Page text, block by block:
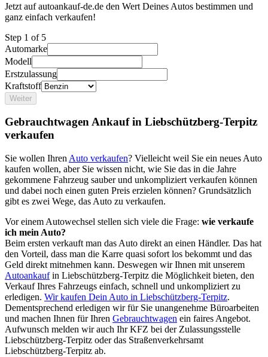
Jetzt auf autoankauf-de.de den Wert Deines Autos bestimmen und
ganz einfach verkaufen!
Step 1 of 5
Automarke
Modell
Erstzulassung
Kraftstoff
Weiter
Gebrauchtwagen Ankauf in Liebschützberg-Terpitz
verkaufen
Sie wollen Ihren Auto verkaufen? Vielleicht weil Sie ein neues Auto
kaufen wollen, aber Sie wissen nicht, wie Sie das in die Jahre
gekommene Fahrzeug sauber und unkompliziert verkaufen können
und dabei noch einen guten Preis erzielen können? Grundsätzlich
gibt es zwei Wege, das Auto zu verkaufen.
Vor einem Autowechsel stellen sich viele die Frage: wie verkaufe
ich mein Auto?
Beim ersten verkauft man das Auto direkt an einen Händler. Das hat
den Vorteil, dass man die Karre quasi sofort los bekommt und das
Geld direkt mitnehmen kann. Deswegen wir Ihnen mit unserem
Autoankaufin Liebschützberg-Terpitz die Möglichkeit bieten, den
Verkauf Ihres Fahrzeugs einfach, schnell und unkompliziert zu
erledigen. Wir kaufen Dein Auto in Liebschützberg-Terpitz.
Dementsprechend erledigen wir für Sie unangenehme Büroarbeiten
und machen Ihnen für Ihren Gebrauchtwagen ein faires Angebot.
Aufwunsch melden wir auch Ihr KFZ bei der Zulassungsstelle
Liebschützberg-Terpitz oder das Straßenverkehrsamt
Liebschützberg-Terpitz ab.